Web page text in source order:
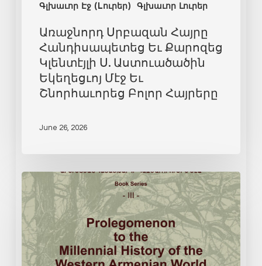
Գլխաւոր Էջ (Lուրեր) Գլխաւոր Լուրեր
Առաջնորդ Սրբազան Հայրը
Հանդիսապետեց Եւ Քարոզեց
Կլենտէյլի Ս. Աստուածածին
Եկեղեցւոյ Մէջ Եւ
Շնորհաւորեց Բոլոր Հայրերը
June 26, 2026